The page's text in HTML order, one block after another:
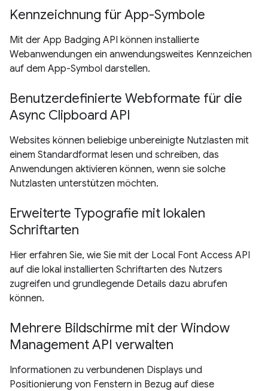
Kennzeichnung für App-Symbole
Mit der App Badging API können installierte
Webanwendungen ein anwendungsweites Kennzeichen
auf dem App-Symbol darstellen.
Benutzerdefinierte Webformate für die
Async Clipboard API
Websites können beliebige unbereinigte Nutzlasten mit
einem Standardformat lesen und schreiben, das
Anwendungen aktivieren können, wenn sie solche
Nutzlasten unterstützen möchten.
Erweiterte Typografie mit lokalen
Schriftarten
Hier erfahren Sie, wie Sie mit der Local Font Access API
auf die lokal installierten Schriftarten des Nutzers
zugreifen und grundlegende Details dazu abrufen
können.
Mehrere Bildschirme mit der Window
Management API verwalten
Informationen zu verbundenen Displays und
Positionierung von Fenstern in Bezug auf diese